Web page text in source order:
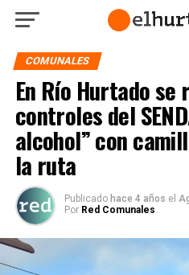
COMUNALES
En Río Hurtado
controles del
alcohol” con
la ruta
Publicado hace 4 años el
Por Red Comunales